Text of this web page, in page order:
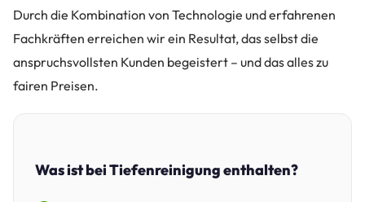
Durch die Kombination von Technologie und erfahrenen
Fachkräften erreichen wir ein Resultat, das selbst die
anspruchsvollsten Kunden begeistert – und das alles zu
fairen Preisen.
Was ist bei Tiefenreinigung enthalten?